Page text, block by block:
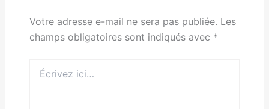
Votre adresse e-mail ne sera pas publiée. Les
champs obligatoires sont indiqués avec *
ici…